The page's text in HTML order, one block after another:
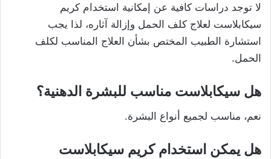
لا توجد دراسات كافية عن إمكانية استخدام كريم
سيكابلاست لعلاج كلف الحمل وإزالة آثاره، لذا يجب
استشارة الطبيب المختص بشأن العلاج المناسب لكلف
الحمل.
هل سيكابلاست مناسب للبشرة الدهنية؟
نعم، مناسب لجميع أنواع البشرة.
هل يمكن استخدام كريم سيكابلاست